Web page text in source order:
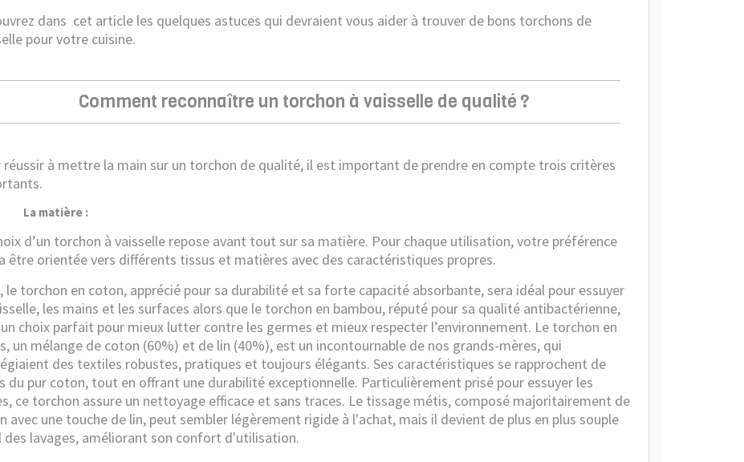
dans cet article les quelques astuces qui devraient vous aider à trouver de bons torchons de
pour votre cuisine.
Comment reconnaître un torchon à vaisselle de qualité ?
réussir à mettre la main sur un torchon de qualité, il est important de prendre en compte trois critères
La matière :
d’un torchon à vaisselle repose avant tout sur sa matière. Pour chaque utilisation, votre préférence
être orientée vers différents tissus et matières avec des caractéristiques propres.
le torchon en coton, apprécié pour sa durabilité et sa forte capacité absorbante, sera idéal pour essuyer
les mains et les surfaces alors que le torchon en bambou, réputé pour sa qualité antibactérienne,
choix parfait pour mieux lutter contre les germes et mieux respecter l’environnement. Le torchon en
un mélange de coton (60%) et de lin (40%), est un incontournable de nos grands-mères, qui
des textiles robustes, pratiques et toujours élégants. Ses caractéristiques se rapprochent de
du pur coton, tout en offrant une durabilité exceptionnelle. Particulièrement prisé pour essuyer les
ce torchon assure un nettoyage efficace et sans traces. Le tissage métis, composé majoritairement de
avec une touche de lin, peut sembler légèrement rigide à l'achat, mais il devient de plus en plus souple
des lavages, améliorant son confort d'utilisation.